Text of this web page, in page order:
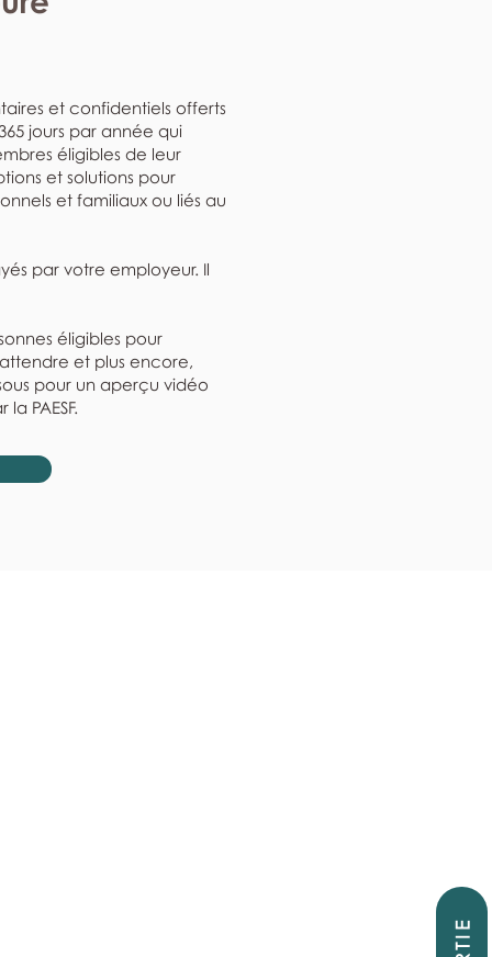
et confidentiels offerts
jours par année qui
éligibles de leur
et solutions pour
et familiaux ou liés au
par votre employeur. Il
éligibles pour
et plus encore,
pour un aperçu vidéo
PAESF.